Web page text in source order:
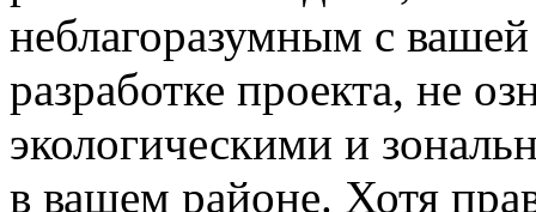
неблагоразумным с
разработке проекта, не
экологическими и
в вашем районе. Хотя